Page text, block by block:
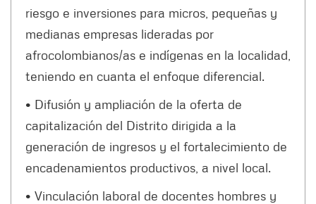
riesgo e inversiones para micros, pequeñas y
medianas empresas lideradas por
afrocolombianos/as e indígenas en la localidad,
teniendo en cuanta el enfoque diferencial.
• Difusión y ampliación de la oferta de
capitalización del Distrito dirigida a la
generación de ingresos y el fortalecimiento de
encadenamientos productivos, a nivel local.
• Vinculación laboral de docentes hombres y